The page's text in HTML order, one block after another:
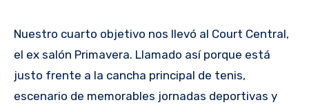
Nuestro cuarto objetivo nos llevó al Court Central,
el ex salón Primavera. Llamado así porque está
justo frente a la cancha principal de tenis,
escenario de memorables jornadas deportivas y